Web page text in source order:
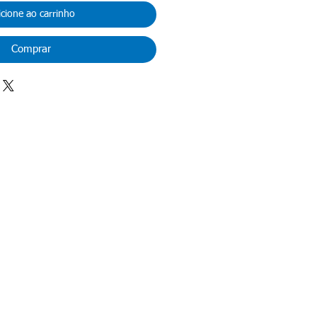
ao carrinho
Comprar